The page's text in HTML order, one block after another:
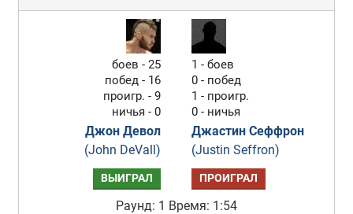
боев - 25
побед - 16
проигр. - 9
ничья - 0
Джон Девол
(John DeVall)
1 - боев
0 - побед
1 - проигр.
0 - ничья
Джастин Сеффрон
(Justin Seffron)
ВЫИГРАЛ ПРОИГРАЛ
Раунд: 1 Время: 1:54